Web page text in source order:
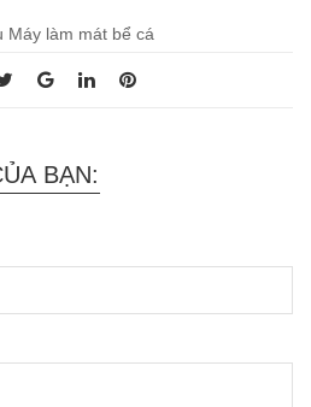
Máy làm mát bể cá
BẠN: